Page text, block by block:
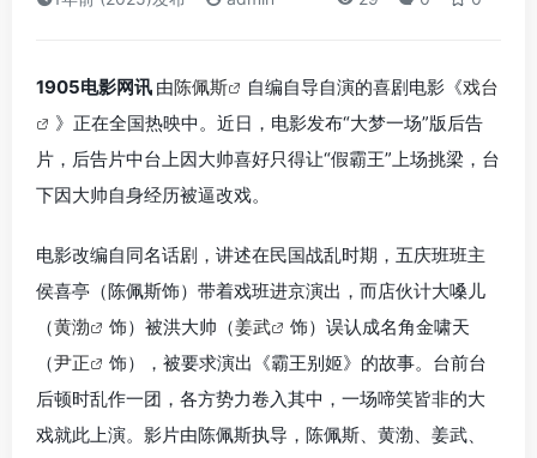
1905电影网讯 由陈佩斯 自编自导自演的喜剧电影《戏台
》正在全国热映中。近日，电影发布“大梦一场”版后告
片，后告片中台上因大帅喜好只得让“假霸王”上场挑梁，台
下因大帅自身经历被逼改戏。
电影改编自同名话剧，讲述在民国战乱时期，五庆班班主
侯喜亭（陈佩斯饰）带着戏班进京演出，而店伙计大嗓儿
（黄渤 饰）被洪大帅（姜武
饰）误认成名角金啸天
（尹正
饰），被要求演出《霸王别姬》的故事。台前台
后顿时乱作一团，各方势力卷入其中，一场啼笑皆非的大
戏就此上演。影片由陈佩斯执导，陈佩斯、黄渤、姜武、